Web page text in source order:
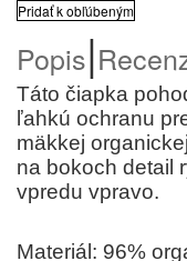
Pridať k obľúbeným
Popis|
Táto čiapka
ľahkú ochranu
mäkkej
na bokoch detail
vpredu vpravo.
Materiál: 96%